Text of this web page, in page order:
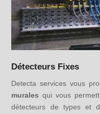
Détecteurs Fixes
Detecta services vous
murales qui vous
détecteurs de types et